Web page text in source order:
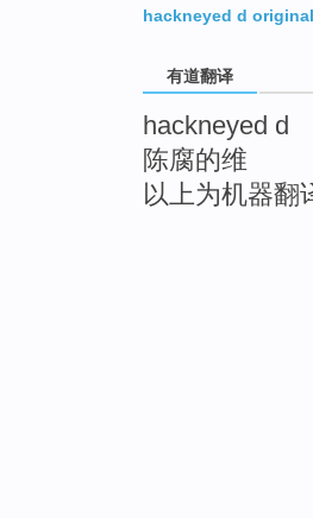
hackneyed d original
有道翻译
hackneyed d
陈腐的维
以上为机器翻